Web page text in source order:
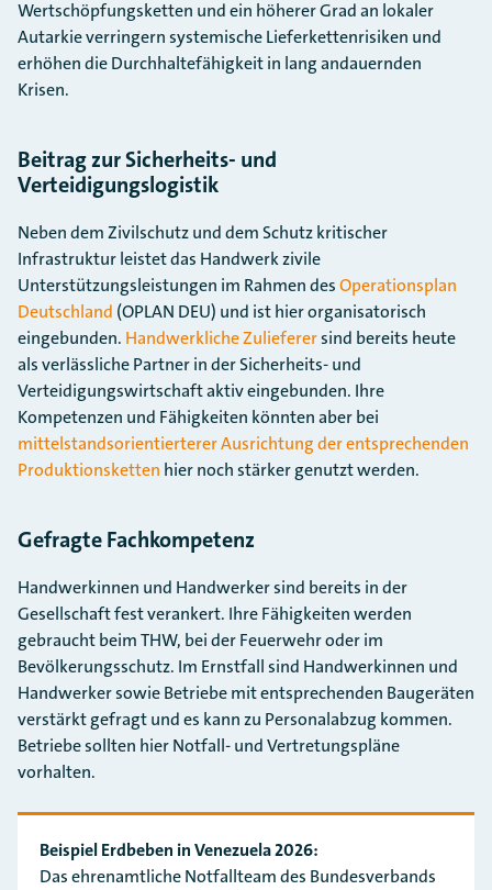
Wertschöpfungsketten und ein höherer Grad an lokaler
Autarkie verringern systemische Lieferkettenrisiken und
erhöhen die Durchhaltefähigkeit in lang andauernden
Krisen.
Beitrag zur Sicherheits- und
Verteidigungslogistik
Neben dem Zivilschutz und dem Schutz kritischer
Infrastruktur leistet das Handwerk zivile
Unterstützungsleistungen im Rahmen desOperationsplan
Deutschland (OPLAN DEU) und ist hier organisatorisch
eingebunden. Handwerkliche Zulieferersind bereits heute
als verlässliche Partner in der Sicherheits- und
Verteidigungswirtschaft aktiv eingebunden. Ihre
Kompetenzen und Fähigkeiten könnten aber bei
mittelstandsorientierterer Ausrichtung der entsprechenden
Produktionsketten hier noch stärker genutzt werden.
Gefragte Fachkompetenz
Handwerkinnen und Handwerker sind bereits in der
Gesellschaft fest verankert. Ihre Fähigkeiten werden
gebraucht beim THW, bei der Feuerwehr oder im
Bevölkerungsschutz. Im Ernstfall sind Handwerkinnen und
Handwerker sowie Betriebe mit entsprechenden Baugeräten
verstärkt gefragt und es kann zu Personalabzug kommen.
Betriebe sollten hier Notfall- und Vertretungspläne
vorhalten.
Beispiel Erdbeben in Venezuela 2026:
Das ehrenamtliche Notfallteam des Bundesverbands